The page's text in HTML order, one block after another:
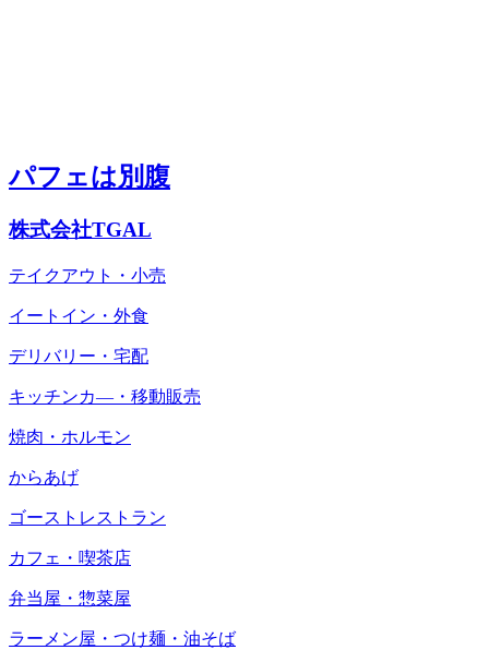
パフェは別腹
株式会社TGAL
テイクアウト・小売
イートイン・外食
デリバリー・宅配
キッチンカ―・移動販売
焼肉・ホルモン
からあげ
ゴーストレストラン
カフェ・喫茶店
弁当屋・惣菜屋
ラーメン屋・つけ麺・油そば